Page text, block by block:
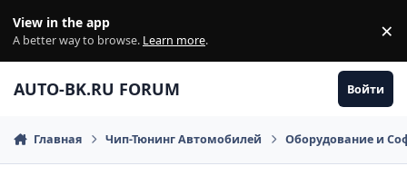
View in the app
A better way to browse. Learn more. ×
AUTO-BK.RU FORUM Войти
Главная Чип-Тюнинг Автомобилей Оборудование и